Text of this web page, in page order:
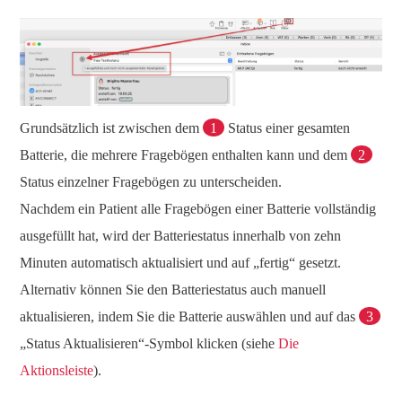
Grundsätzlich ist zwischen dem 1
Status einer gesamten
Batterie, die mehrere Fragebögen enthalten kann und dem
2
Status einzelner Fragebögen zu unterscheiden.
Nachdem ein Patient alle Fragebögen einer Batterie vollständig
ausgefüllt hat, wird der Batteriestatus innerhalb von zehn
Minuten automatisch aktualisiert und auf „fertig“ gesetzt.
Alternativ können Sie den Batteriestatus auch manuell
aktualisieren, indem Sie die Batterie auswählen und auf das
3
„Status Aktualisieren“-Symbol klicken (siehe Die
Aktionsleiste).